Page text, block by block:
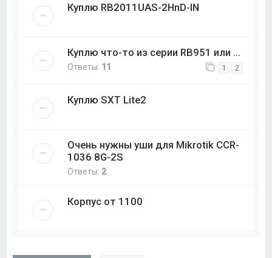
Куплю RB2011UAS-2HnD-IN
Куплю что-то из серии RB951 или ...
Ответы: 11 1 2
Куплю SXT Lite2
Очень нужны уши для Mikrotik CCR-
1036 8G-2S
Ответы: 2
Корпус от 1100